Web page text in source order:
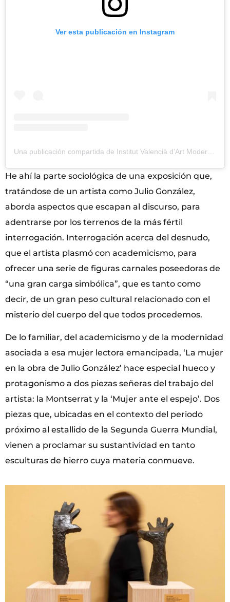
Ver esta publicación en Instagram
He ahí la parte sociológica de una exposición que,
tratándose de un artista como Julio González,
aborda aspectos que escapan al discurso, para
adentrarse por los terrenos de la más fértil
interrogación. Interrogación acerca del desnudo,
que el artista plasmó con academicismo, para
ofrecer una serie de figuras carnales poseedoras de
“una gran carga simbólica”, que es tanto como
decir, de un gran peso cultural relacionado con el
misterio del cuerpo del que todos procedemos.
De lo familiar, del academicismo y de la modernidad
asociada a esa mujer lectora emancipada, ‘La mujer
en la obra de Julio González’ hace especial hueco y
protagonismo a dos piezas señeras del trabajo del
artista: la Montserrat y la ‘Mujer ante el espejo’. Dos
piezas que, ubicadas en el contexto del periodo
próximo al estallido de la Segunda Guerra Mundial,
vienen a proclamar su sustantividad en tanto
esculturas de hierro cuya materia conmueve.